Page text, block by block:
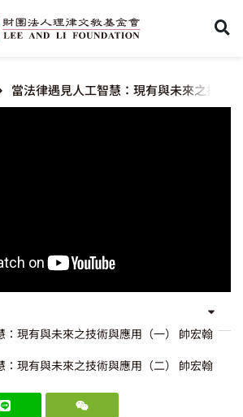
當法律遇見人工智慧：現有與未來之技術
：現有與未來之技術與應用（一） 帥宏翰
：現有與未來之技術與應用（二） 帥宏翰